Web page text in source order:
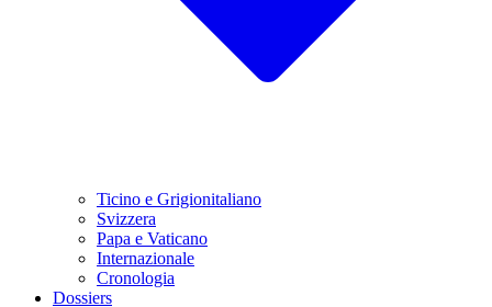
Ticino e Grigionitaliano
Svizzera
Papa e Vaticano
Internazionale
Cronologia
Dossiers